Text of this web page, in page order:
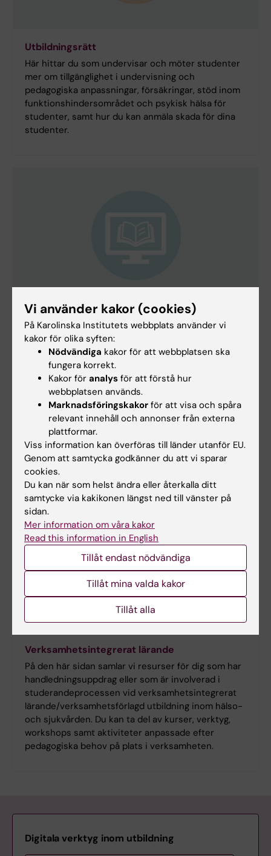
Utbildningsrätt
Här hittar du som undervisar och möter studenter
mer om tillgänglighet i undervisning och
pedagogiska anpassningar, försäkringar, stöd inom
funktionshindersområdet och psykisk hälsa för
studenter, samt hur du kan anmäla skada för dina
studenter.
Uppdragsutbildning - stöd för lärare och
kursgivare
Uppdragsutbildning tillgodoser behovet av
kompetensutveckling i arbetsgivarens verksamhet,
och därmed vidareutvecklar och expanderar den
utåtriktade verksamheten.
Verksamhetsintegrerat lärande
På den här sidan samlar vi resurser för dig som har
handledningsuppdrag eller som är involverad i
studerandeprocessen vid verksamhetsintegrerat
lärande/verksamhetsförlagd utbildning inom hälso-
och sjukvården. Du kan ta del av kurser, verktyg,
workshops samt aktiviteter anpassade efter
pedagogiska behov på plats i verksamheten.
Digitala verktyg inom utbildning
Vi använder kakor (cookies)
På Karolinska Institutets webbplats använder vi
kakor för olika syften:
Nödvändiga kakor för att webbplatsen ska
fungera korrekt.
Kakor för analys för att förstå hur
webbplatsen används.
Marknadsföringskakor för att visa och spåra
relevant innehåll och annonser från externa
plattformar.
Viss information kan överföras till länder utanför EU.
Genom att samtycka godkänner du att vi sparar
cookies.
Du kan när som helst ändra eller återkalla ditt
samtycke via kakikonen längst ned till vänster på
sidan.
Mer information om våra kakor
Read this information in English
Tillåt endast nödvändiga
Tillåt mina valda kakor
Tillåt alla